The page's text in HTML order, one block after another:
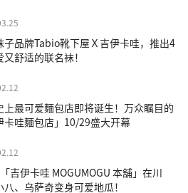
子品牌Tabio靴下屋Ｘ吉伊卡哇，推出4
舒适的联名袜！
上最可爱麵包店即将诞生！万众瞩目的
卡哇麵包店」10/29盛大开幕
吉伊卡哇 MOGUMOGU 本舖」在川
八、乌萨奇变身可爱地瓜！